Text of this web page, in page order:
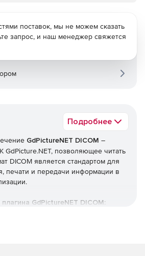
Подробнее
GdPictureNET DICOM –
GdPicture.NET, позволяющее читать
DICOM является стандартом для
печати и передачи информации в
GdPictureNET DICOM:
поставок, мы не можем сказать
запрос, и наш менеджер свяжется